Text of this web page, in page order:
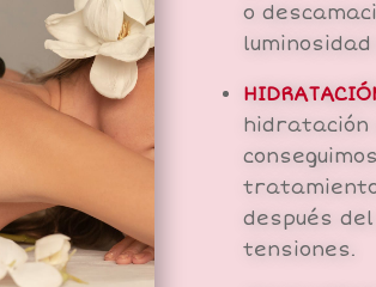
o
hidratación
después
tensiones.